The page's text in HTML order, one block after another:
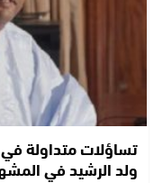
تساؤلات متداولة
ولد الرشيد في